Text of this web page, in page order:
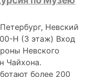
Невский
Н (3 этаж) Вход
Невского
Чайхона.
более 200